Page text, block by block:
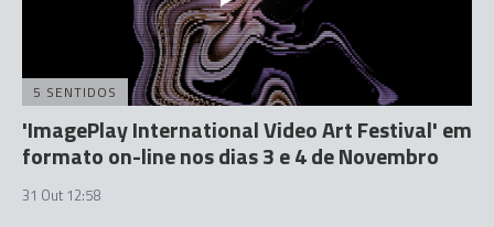
5 SENTIDOS
'ImagePlay International Video Art Festival' em
formato on-line nos dias 3 e 4 de Novembro
31 Out 12:58